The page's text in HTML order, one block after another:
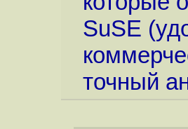
SuSE
точный